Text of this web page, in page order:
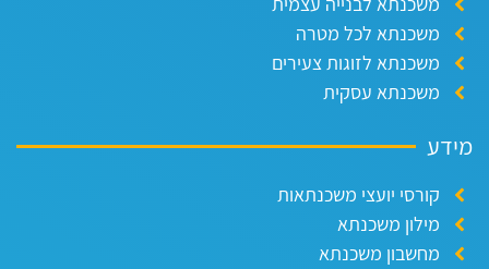
משכנתא לכל מטרה
משכנתא לזוגות צעירים
משכנתא עסקית
קורסי יועצי משכנתאות
מילון משכנתא
מחשבון משכנתא